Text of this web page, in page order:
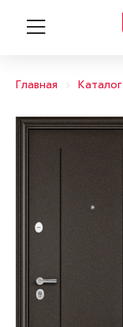
Главная Каталог